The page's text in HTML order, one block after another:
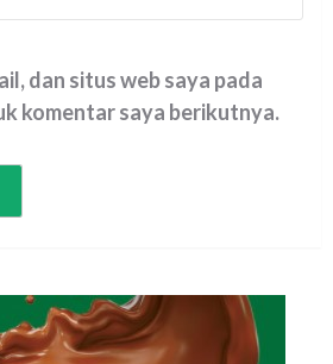
dan situs web saya pada
komentar saya berikutnya.